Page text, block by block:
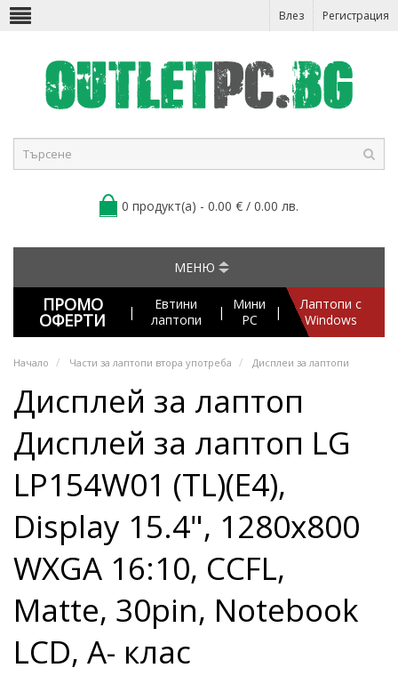
Влез Регистрация
0 продукт(а) - 0.00 € / 0.00 лв.
МЕНЮ
ПРОМО
ОФЕРТИ |
Евтини
лаптопи
|
Мини
PC
|
Лаптопи с
Windows
Начало Части за лаптопи втора употреба Дисплеи за лаптопи
Дисплей за лаптоп
Дисплей за лаптоп LG
LP154W01 (TL)(E4),
Display 15.4", 1280x800
WXGA 16:10, CCFL,
Matte, 30pin, Notebook
LCD, A- клас